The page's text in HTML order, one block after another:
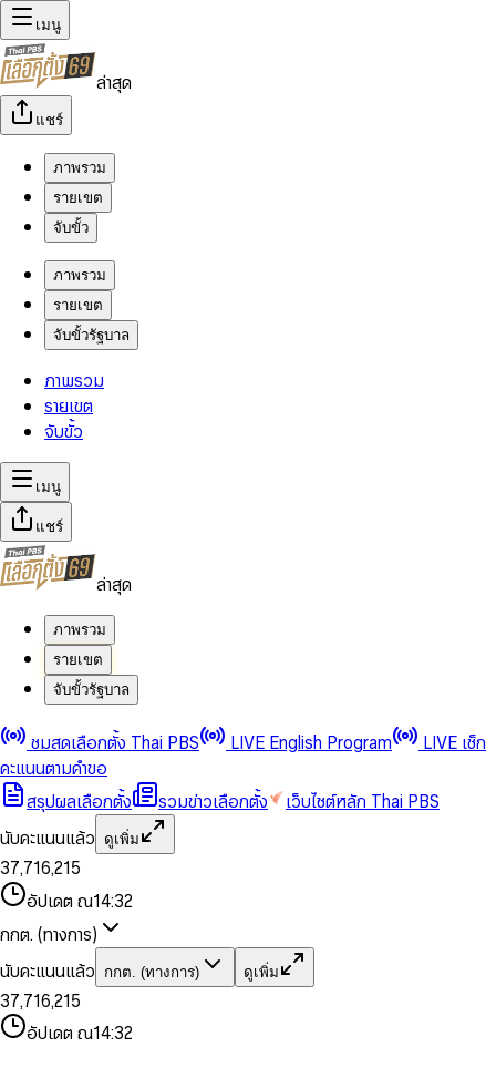
เมนู
ล่าสุด
แชร์
ภาพรวม
รายเขต
จับขั้ว
ภาพรวม
รายเขต
จับขั้วรัฐบาล
ภาพรวม
รายเขต
จับขั้ว
เมนู
แชร์
ล่าสุด
ภาพรวม
รายเขต
จับขั้วรัฐบาล
ชมสดเลือกตั้ง Thai PBS LIVE English Program
LIVE เช็ก
คะแนนตามคำขอ
สรุปผลเลือกตั้ง
รวมข่าวเลือกตั้ง
เว็บไซต์หลัก Thai PBS
นับคะแนนแล้ว
ดูเพิ่ม
0
1
2
3
4
5
6
8
9
0
1
2
3
4
5
6
7
8
9
,
0
1
2
4
6
7
8
9
0
1
2
3
4
5
6
7
8
9
0
1
3
5
6
7
8
9
,
1
2
4
5
7
8
9
0
1
3
4
6
7
8
9
0
2
3
4
5
7
8
อัปเดต ณ14:32
กกต. (ทางการ)
นับคะแนนแล้ว
กกต. (ทางการ) ดูเพิ่ม
0
1
2
3
4
5
0
1
2
4
5
6
7
8
9
,
0
1
2
4
6
7
8
9
0
1
2
3
0
1
3
5
6
7
8
,
1
2
4
0
1
3
0
2
3
4
5
7
อัปเดต ณ14:32